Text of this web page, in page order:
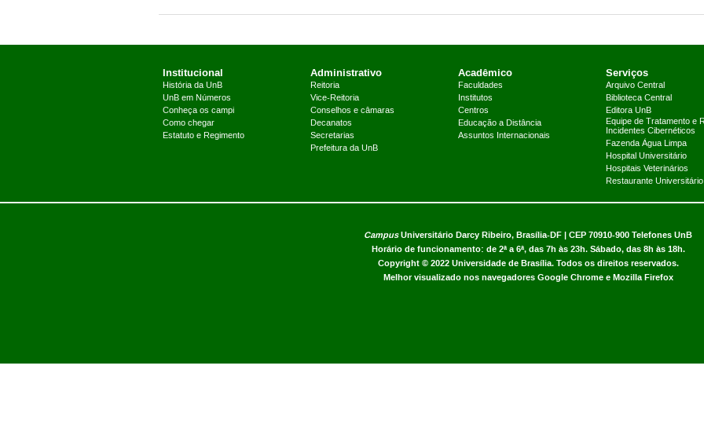
Institucional
História da UnB
UnB em Números
Conheça os campi
Como chegar
Estatuto e Regimento
Administrativo
Reitoria
Vice-Reitoria
Conselhos e câmaras
Decanatos
Secretarias
Prefeitura da UnB
Acadêmico
Faculdades
Institutos
Centros
Educação a Distância
Assuntos Internacionais
Serviços
Arquivo Central
Biblioteca Central
Editora UnB
Equipe de Tratamento e
Incidentes Cibernéticos
Fazenda Água Limpa
Hospital Universitário
Hospitais Veterinários
Restaurante Universitário
CampusUniversitário Darcy Ribeiro, Brasília-DF | CEP 70910-900 Telefones UnB
Horário de funcionamento: de 2ª a 6ª, das 7h às 23h. Sábado, das 8h às 18h.
Copyright © 2022 Universidade de Brasília. Todos os direitos reservados.
Melhor visualizado nos navegadores Google Chrome e Mozilla Firefox